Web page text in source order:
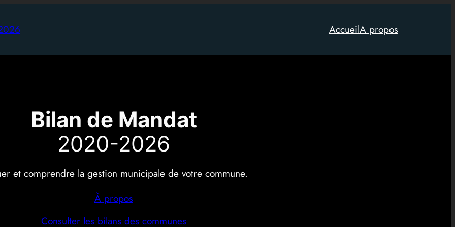
AccueilA propos
Bilan de Mandat
2020-2026
et comprendre la gestion municipale de votre commune.
À propos
Consulter les bilans des communes